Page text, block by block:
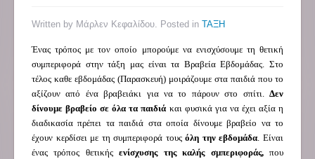
Written by Μάρλεν Κεφαλίδου. Posted in ΤΑΞΗ
Ένας τρόπος με τον οποίο μπορούμε να ενισχύσουμε τη θετική
συμπεριφορά στην τάξη μας είναι τα Βραβεία Εβδομάδας. Στο
τέλος καθε εβδομάδας (Παρασκευή) μοιράζουμε στα παιδιά που το
αξίζουν από ένα βραβειάκι για να το πάρουν στο σπίτι. Δεν
δίνουμε βραβείο σε όλα τα παιδιά και φυσικά για να έχει αξία η
διαδικασία πρέπει τα παιδιά στα οποία δίνουμε βραβείο να το
έχουν κερδίσει με τη συμπεριφορά τουςόλη την εβδομάδα. Είναι
ένας τρόπος θετικήςενίσχυσης της καλής σμπεριφοράς,που